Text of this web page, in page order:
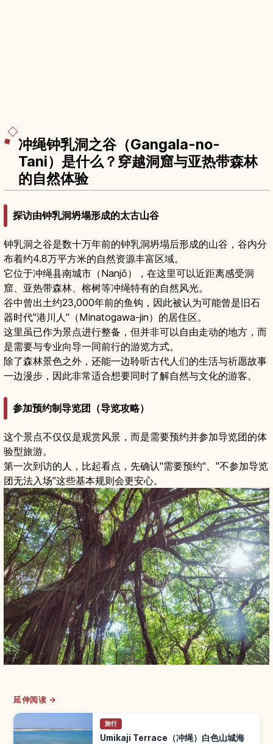
冲绳钟乳洞之谷（Gangala-no-
Tani）是什么？穿越洞窟与亚热带森林
的自然体验
探访由钟乳洞坍塌形成的太古山谷
钟乳洞之谷是数十万年前的钟乳洞坍塌后形成的山谷，谷内分
布着约4.8万平方米的自然资源丰富区域。
它位于冲绳县南城市（Nanjō），在这里可以近距离感受洞
窟、亚热带森林、榕树等冲绳特有的自然风光。
谷中曾出土约23,000年前的鱼钩，因此被认为可能曾是旧石
器时代"港川人"（Minatogawa-jin）的居住区。
这里虽已作为景点进行整备，但并非可以自由走动的地方，而
是需要与专业向导一同前行的游览方式。
除了森林景色之外，还能一边聆听古代人们的生活与祈愿故事
一边漫步，因此非常适合想要同时了解自然与文化的游客。
参加预约制导览团（导览攻略）
这个景点不仅仅是观赏风景，而是需要预约并参加导览团的体
验型旅游。
第一次到访的人，比起看点，先确认"需要预约"、"不参加导览
团无法入场"这些基本规则会更安心。
延伸阅读 →
旅行
Umikaji Terrace（冲绳）白色山城海